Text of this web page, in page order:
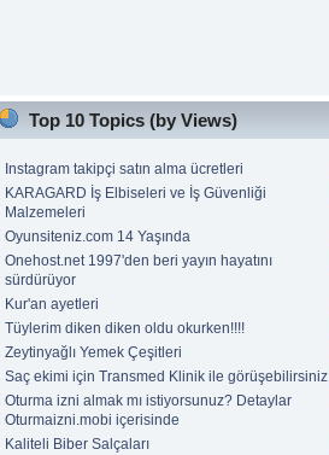
Top 10 Topics (by Views)
Instagram takipçi satın alma ücretleri
KARAGARD İş Elbiseleri ve İş Güvenliği
Malzemeleri
Oyunsiteniz.com 14 Yaşında
Onehost.net 1997'den beri yayın hayatını
sürdürüyor
Kur'an ayetleri
Tüylerim diken diken oldu okurken!!!!
Zeytinyağlı Yemek Çeşitleri
Saç ekimi için Transmed Klinik ile görüşebilirsiniz
Oturma izni almak mı istiyorsunuz? Detaylar
Oturmaizni.mobi içerisinde
Kaliteli Biber Salçaları